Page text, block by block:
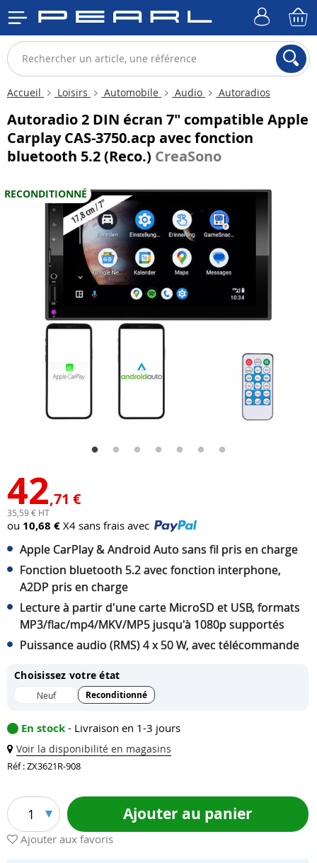
Accueil Loisirs Automobile Audio Autoradios
Autoradio 2 DIN écran 7" compatible Apple
Carplay CAS-3750.acp avec fonction
bluetooth 5.2 (Reco.) CreaSono
RECONDITIONNÉ
42,71 €
35,59 € HT
ou 10,68 € X4 sans frais avec
Apple CarPlay & Android Auto sans fil pris en charge
Fonction bluetooth 5.2 avec fonction interphone,
A2DP pris en charge
Lecture à partir d'une carte MicroSD et USB, formats
MP3/flac/mp4/MKV/MP5 jusqu'à 1080p supportés
Puissance audio (RMS) 4 x 50 W, avec télécommande
Choisissez votre état
Neuf Reconditionné
En stock - Livraison en 1-3 jours
Voir la disponibilité en magasins
Réf : ZX3621R-908
1 Ajouter au panier
Ajouter aux favoris